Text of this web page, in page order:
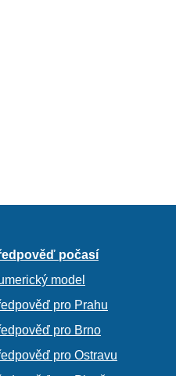
počasí
model
pro Prahu
pro Brno
pro Ostravu